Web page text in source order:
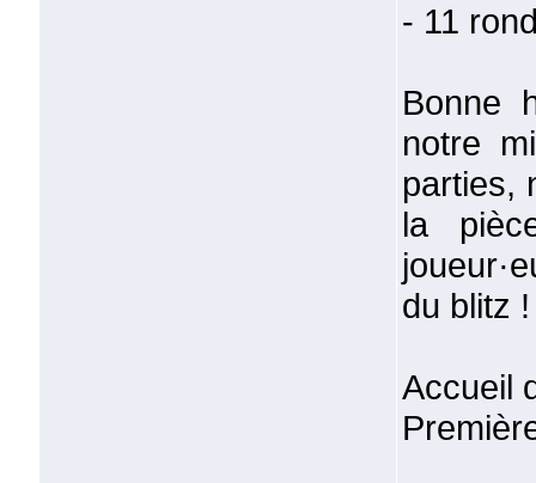
- 11
Bonne
notre
parties,
la
du blitz !
Accueil